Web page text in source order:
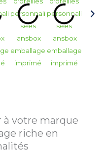
à votre marque
riche en